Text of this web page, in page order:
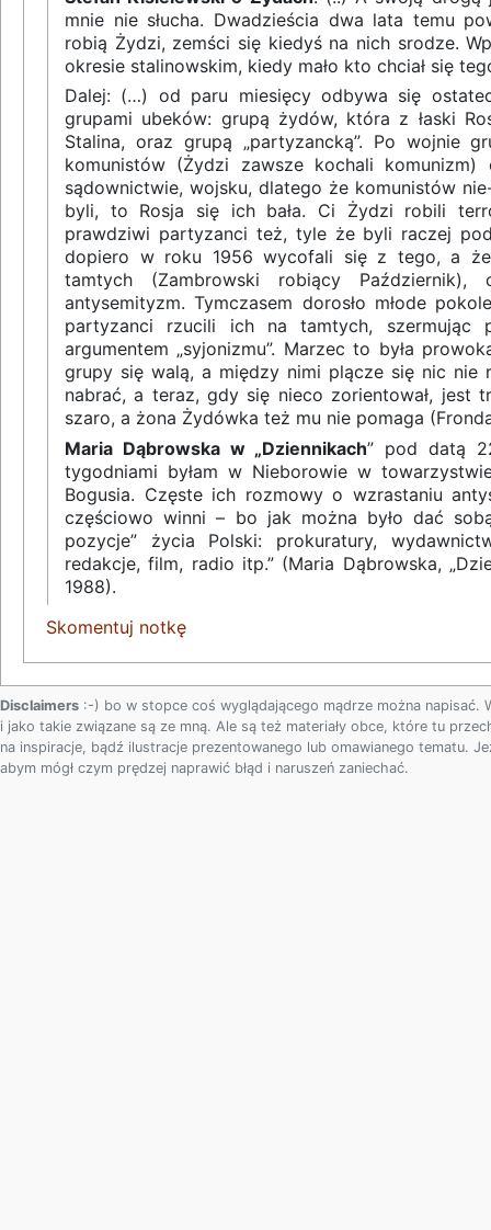
mnie nie słucha. Dwadzieścia dwa lata temu
robią Żydzi, zemści się kiedyś na nich srodze.
okresie stalinowskim, kiedy mało kto chciał się
Dalej: (…) od paru miesięcy odbywa się
grupami ubeków: grupą żydów, która z łaski
Stalina, oraz grupą „partyzancką”. Po wojnie
komunistów (Żydzi zawsze kochali komunizm)
sądownictwie, wojsku, dlatego że komunistów
byli, to Rosja się ich bała. Ci Żydzi robili
prawdziwi partyzanci też, tyle że byli raczej
dopiero w roku 1956 wycofali się z tego, a
tamtych (Zambrowski robiący
antysemityzm. Tymczasem dorosło młode
partyzanci rzucili ich na tamtych, szermując
argumentem „syjonizmu”. Marzec to była
grupy się walą, a między nimi plącze się nic nie
nabrać, a teraz, gdy się nieco zorientował, jest
szaro, a żona Żydówka też mu nie pomaga
Maria Dąbrowska w „Dziennikach” pod datą
tygodniami byłam w Nieborowie w
Bogusia. Częste ich rozmowy o wzrastaniu
częściowo winni – bo jak można było dać
pozycje” życia Polski: prokuratury,
redakcje, film, radio itp.” (Maria Dąbrowska,
1988).
Skomentuj notkę
Disclaimers :-) bo w stopce coś wyglądającego mądrze można napisać.
i jako takie związane są ze mną. Ale są też materiały obce, które tu
na inspiracje, bądź ilustracje prezentowanego lub omawianego tematu.
abym mógł czym prędzej naprawić błąd i naruszeń zaniechać.